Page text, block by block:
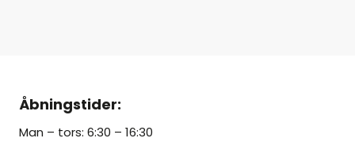
Åbningstider:
Man – tors: 6:30 – 16:30